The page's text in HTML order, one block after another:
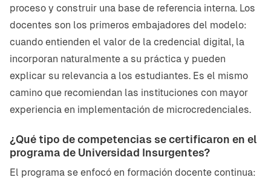
proceso y construir una base de referencia interna. Los
docentes son los primeros embajadores del modelo:
cuando entienden el valor de la credencial digital, la
incorporan naturalmente a su práctica y pueden
explicar su relevancia a los estudiantes. Es el mismo
camino que recomiendan las instituciones con mayor
experiencia en implementación de microcredenciales.
¿Qué tipo de competencias se certificaron en el
programa de Universidad Insurgentes?
El programa se enfocó en formación docente continua: